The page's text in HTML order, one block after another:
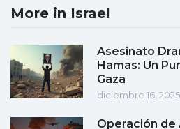
More in Israel
Asesinato
Hamas: Un
Gaza
diciembre 16, 2025
Operación de